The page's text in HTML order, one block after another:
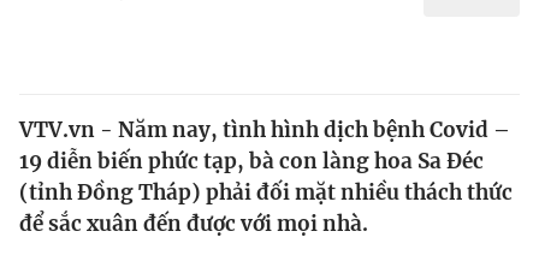
Y tế
Thế giới
Giáo dục
VTV.vn - Năm nay, tình hình dịch bệnh Covid –
19 diễn biến phức tạp, bà con làng hoa Sa Đéc
(tỉnh Đồng Tháp) phải đối mặt nhiều thách thức
để sắc xuân đến được với mọi nhà.